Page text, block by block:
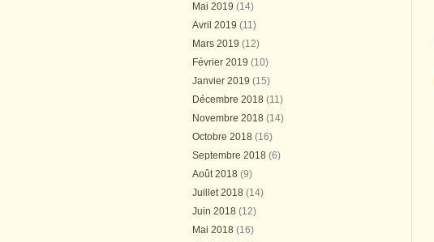
Mai 2019 (14)
Avril 2019 (11)
Mars 2019 (12)
Février 2019 (10)
Janvier 2019 (15)
Décembre 2018 (11)
Novembre 2018 (14)
Octobre 2018 (16)
Septembre 2018 (6)
Août 2018 (9)
Juillet 2018 (14)
Juin 2018 (12)
Mai 2018 (16)